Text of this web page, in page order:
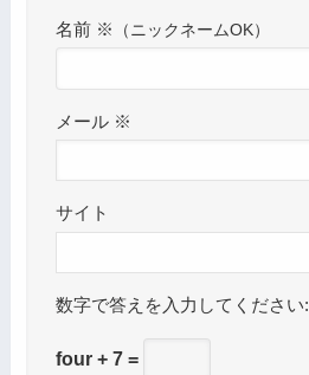
名前 ※
メール ※
サイト
数字で答えを入力してください:
four + 7 =